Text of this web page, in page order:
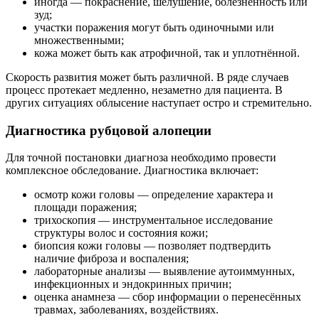
зуд;
участки поражения могут быть одиночными или
множественными;
кожа может быть как атрофичной, так и уплотнённой.
Скорость развития может быть различной. В ряде случаев
процесс протекает медленно, незаметно для пациента. В
других ситуациях облысение наступает остро и стремительно.
Диагностика рубцовой алопеции
Для точной постановки диагноза необходимо провести
комплексное обследование. Диагностика включает:
осмотр кожи головы — определение характера и
площади поражения;
трихоскопия — инструментальное исследование
структуры волос и состояния кожи;
биопсия кожи головы — позволяет подтвердить
наличие фиброза и воспаления;
лабораторные анализы — выявление аутоиммунных,
инфекционных и эндокринных причин;
оценка анамнеза — сбор информации о перенесённых
травмах, заболеваниях, воздействиях.